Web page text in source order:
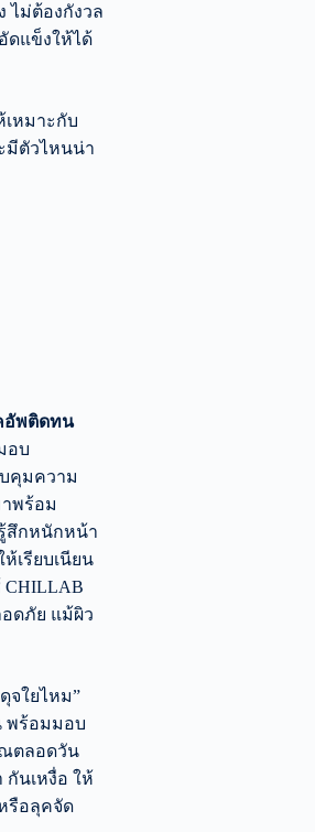
ไม่ต้องกังวล
ดแข็งให้ได้
เหมาะกับ
มีตัวไหนน่า
อัพติดทน
อบ
คุมความ
พร้อม
สึกหนักหน้า
เรียบเนียน
อดภัย แม้ผิว
จใยไหม”
พร้อมมอบ
ณตลอดวัน
นเหงื่อ ให้
รือลุคจัด